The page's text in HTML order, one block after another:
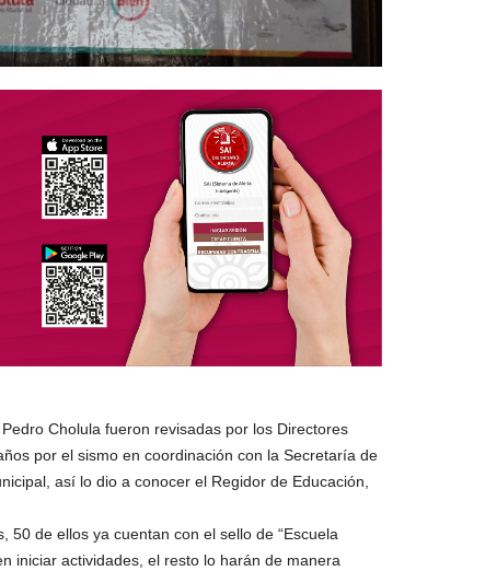
Cholula fueron revisadas por los Directores
por el sismo en coordinación con la Secretaría de
así lo dio a conocer el Regidor de Educación,
50 de ellos ya cuentan con el sello de “Escuela
iniciar actividades, el resto lo harán de manera